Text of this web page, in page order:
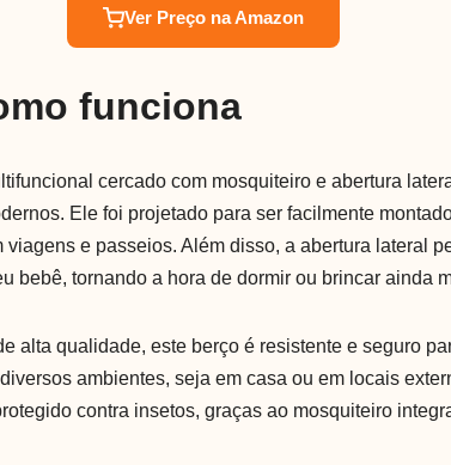
Ver Preço na Amazon
funciona
cercado com mosquiteiro e abertura
Ele foi projetado para ser facilmente
viagens e passeios. Além disso, a abertura lateral
bebê, tornando a hora de dormir ou brincar ainda
alta qualidade, este berço é resistente e seguro
ambientes, seja em casa ou em locais
contra insetos, graças ao mosquiteiro